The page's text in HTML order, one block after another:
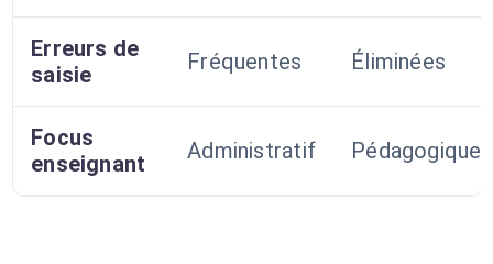
Erreurs de
saisie
Fréquentes Éliminées
Focus
enseignant
Administratif Pédagogique